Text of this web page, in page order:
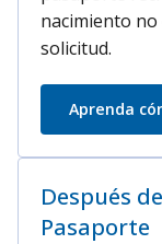
nacimiento
solicitud.
Aprenda
Después
Pasaporte